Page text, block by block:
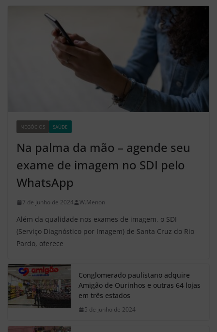
NEGÓCIOS SAÚDE
Na palma da mão – agende seu
exame de imagem no SDI pelo
WhatsApp
7 de junho de 2024 W.Menon
Além da qualidade nos exames de imagem, o SDI
(Serviço Diagnóstico por Imagem) de Santa Cruz do Rio
Pardo, oferece
Conglomerado paulistano adquire
Amigão de Ourinhos e outras 64 lojas
em três estados
5 de junho de 2024